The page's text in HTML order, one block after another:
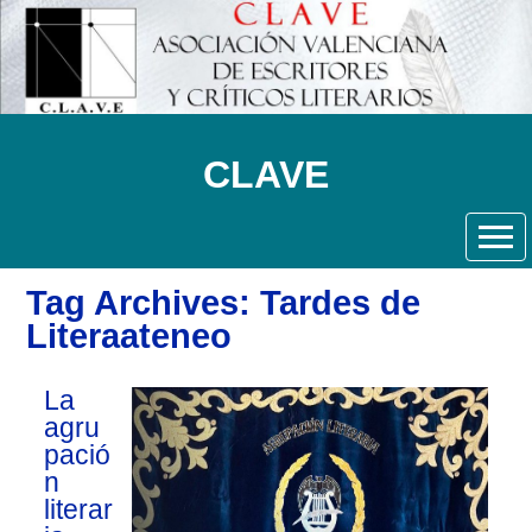
CLAVE
Tag Archives: Tardes de
Literaateneo
La
agru
pació
n
literar